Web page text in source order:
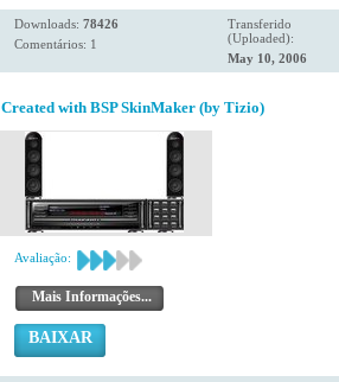
Downloads: 78426
Comentários: 1
Transferido
(Uploaded):
May 10, 2006
Created with BSP SkinMaker (by Tizio)
Avaliação:
Mais Informações...
BAIXAR